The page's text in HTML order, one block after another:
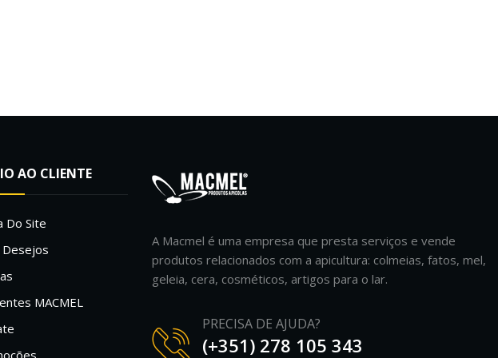
AO CLIENTE
Do Site
Desejos
MACMEL
A Macmel é uma empresa que presta serviços e vende
produtos relacionados com a apicultura: colmeias, fatos, mel,
geleia, cera, cosméticos, artigos para o lar.
PRECISA DE AJUDA?
(+351) 278 105 343